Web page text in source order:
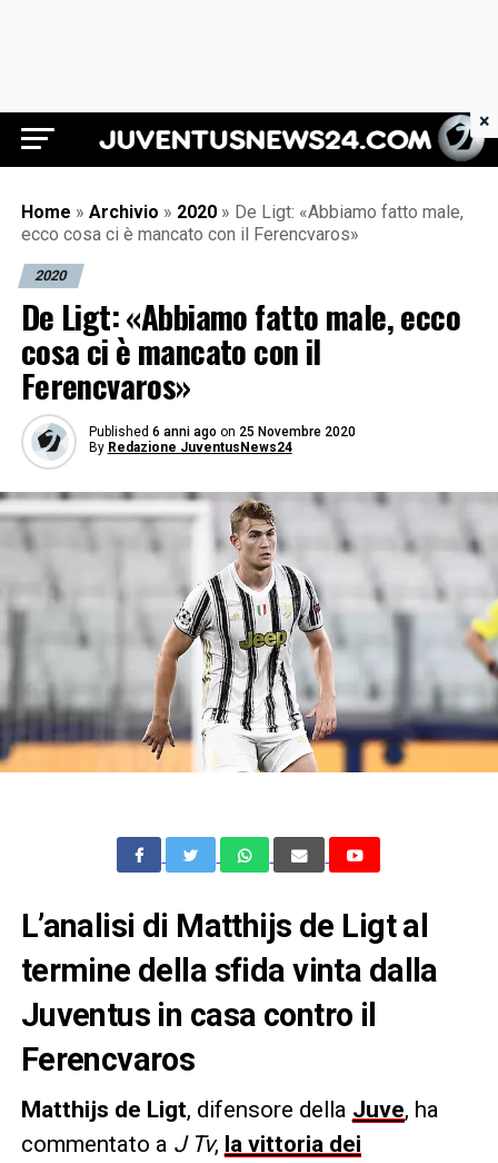
Juventus News 24
Home » Archivio » 2020 » De Ligt: «Abbiamo fatto male,
ecco cosa ci è mancato con il Ferencvaros»
2020
De Ligt: «Abbiamo fatto male, ecco
cosa ci è mancato con il
Ferencvaros»
Published 6 anni ago on 25 Novembre 2020
By Redazione JuventusNews24
L’analisi di Matthijs de Ligt al
termine della sfida vinta dalla
Juventus in casa contro il
Ferencvaros
Matthijs de Ligt, difensore della Juve, ha
commentato a J Tv, la vittoria dei
×